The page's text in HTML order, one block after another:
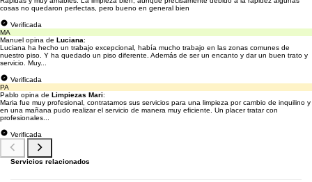
cosas no quedaron perfectas, pero bueno en general bien
Verificada
MA
Manuel opina de Luciana:
Luciana ha hecho un trabajo excepcional, había mucho trabajo en las zonas comunes de
nuestro piso. Y ha quedado un piso diferente. Además de ser un encanto y dar un buen trato y
servicio. Muy...
Verificada
PA
Pablo opina de Limpiezas Mari:
Maria fue muy profesional, contratamos sus servicios para una limpieza por cambio de inquilino y
en una mañana pudo realizar el servicio de manera muy eficiente. Un placer tratar con
profesionales...
Verificada
Servicios relacionados